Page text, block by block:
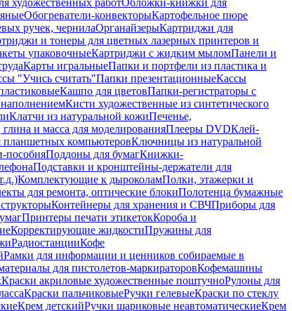
художественных работОбложки-книжки для
Обогреватели-конвекторыКартофельное пюре
ручек, чернилаОрганайзерыКартриджи для
и тонеры для цветных лазерных принтеров и
упаковочныеКартриджи с жидким мыломПанели и
Карты игральныеПапки и портфели из пластика и
"Учись считать"Папки презентационныеКассы
Кашпо для цветовПапки-регистраторы с
Кисти художественные из синтетического
Клатчи из натуральной кожиПеченье,
и масса для моделированияПлееры DVDКлей-
компьютеровКлючницы из натуральной
пособияПоддоны для бумагКнижки-
Подставки и кронштейны-держатели для
Комплектующие к дыроколамПолки, этажерки и
для ремонта, оптические блокиПолотенца бумажные
Контейнеры для хранения и СВЧПриборы для
Принтеры печати этикетокКороба и
Корректирующие жидкостиПружины для
РадиостанцииКофе
Рамки для информации и ценников собираемые в
для пистолетов-маркираторовКофемашины
Краски акриловые художественные поштучноРулоны для
Краски пальчиковыеРучки гелевыеКраски по стеклу
Крем детскийРучки шариковые неавтоматическиеКрем